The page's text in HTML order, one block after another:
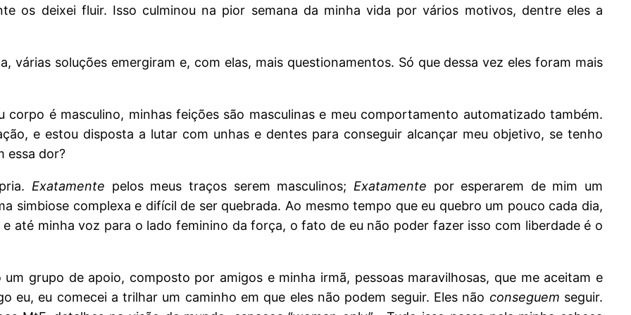
os deixei fluir. Isso culminou na pior semana da minha vida por vários motivos, dentre eles a
várias soluções emergiram e, com elas, mais questionamentos. Só que dessa vez eles foram mais
é masculino, minhas feições são masculinas e meu comportamento automatizado também.
e estou disposta a lutar com unhas e dentes para conseguir alcançar meu objetivo, se tenho
essa dor?
Exatamente pelos meus traços serem masculinos; Exatamente por esperarem de mim um
simbiose complexa e difícil de ser quebrada. Ao mesmo tempo que eu quebro um pouco cada dia,
até minha voz para o lado feminino da força, o fato de eu não poder fazer isso com liberdade é o
grupo de apoio, composto por amigos e minha irmã, pessoas maravilhosas, que me aceitam e
eu, eu comecei a trilhar um caminho em que eles não podem seguir. Eles não conseguem seguir.